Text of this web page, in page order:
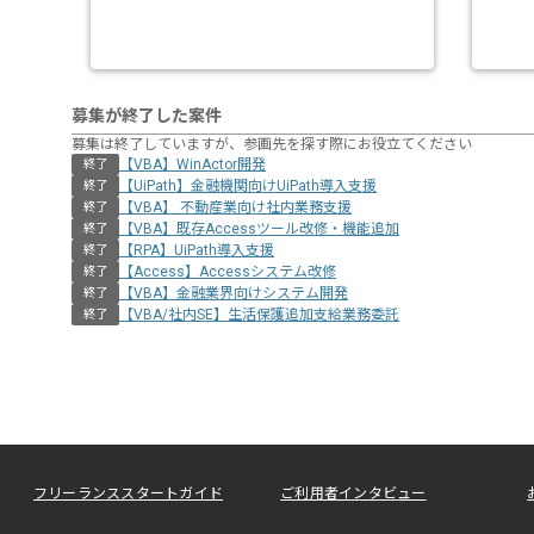
募集が終了した案件
募集は終了していますが、参画先を探す際にお役立てください
終了 【VBA】WinActor開発
終了 【UiPath】金融機関向けUiPath導入支援
終了 【VBA】 不動産業向け社内業務支援
終了 【VBA】既存Accessツール改修・機能追加
終了 【RPA】UiPath導入支援
終了 【Access】Accessシステム改修
終了 【VBA】金融業界向けシステム開発
終了 【VBA/社内SE】生活保護追加支給業務委託
フリーランススタートガイド ご利用者インタビュー